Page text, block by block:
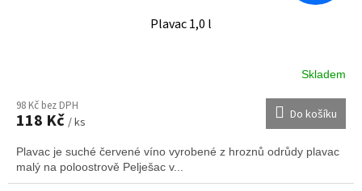
Plavac 1,0 l
Skladem
98 Kč bez DPH
118 Kč / ks Do košíku
Plavac je suché červené víno vyrobené z hroznů odrůdy plavac
malý na poloostrově Pelješac v...